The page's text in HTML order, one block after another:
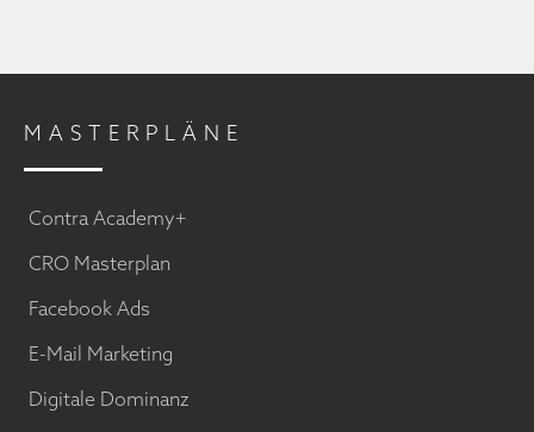
MASTERPLÄNE
Contra Academy+
CRO Masterplan
Facebook Ads
E-Mail Marketing
Digitale Dominanz